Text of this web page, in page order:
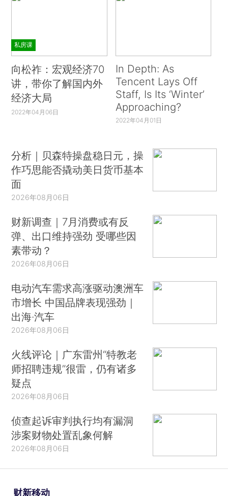
私房课
向松祚：宏观经济70
讲，带你了解国内外
经济大局
2022年04月06日
In Depth: As
Tencent Lays Off
Staff, Is Its ‘Winter’
Approaching?
2022年04月01日
分析｜贝森特操盘稳日元，操
作巧思能否撬动美日货币基本
面
2026年08月06日
财新调查｜7月消费或有反
弹、出口维持强劲 受哪些因
素带动？
2026年08月06日
电动汽车需求高涨驱动澳洲车
市增长 中国品牌表现强劲｜
出海·汽车
2026年08月06日
火线评论｜广东雷州“特教老
师招聘违规”很雷，仍有诸多
疑点
2026年08月06日
侦查起诉审判执行均有漏洞
涉案财物处置乱象何解
2026年08月06日
财新移动